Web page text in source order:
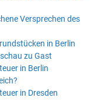
Versprechen des
in Berlin
zu Gast
in Berlin
in Dresden